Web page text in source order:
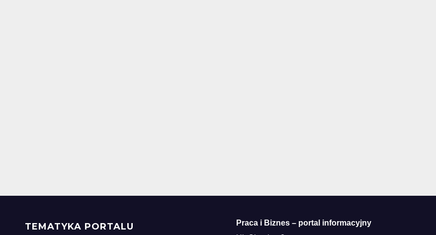
TEMATYKA PORTALU
Praca i Biznes – portal informacyjny